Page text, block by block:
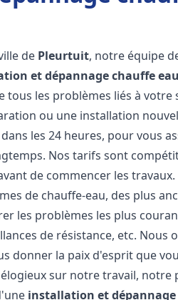
de Pleurtuit, notre équipe
et dépannage chauffe eau
tous les problèmes liés à votre
ou une installation
les 24 heures, pour vous
Nos tarifs sont
de commencer les
de chauffe-eau, des plus
les problèmes les plus
de résistance, etc.
donner la paix d'esprit que
élogieux sur notre travail,
installation et dépannage